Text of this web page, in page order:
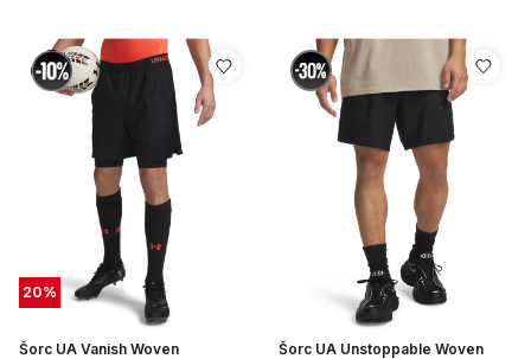
20%
Šorc UA Vanish Woven Šorc UA Unstoppable Woven